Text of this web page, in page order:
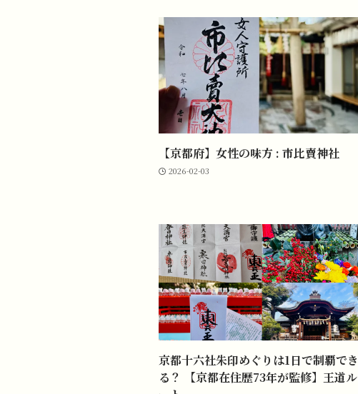
【京都府】女性の味方 : 市比賣神社
2026-02-03
京都十六社朱印めぐりは1日で制覇でき
る？ 【京都在住歴73年が監修】王道ル